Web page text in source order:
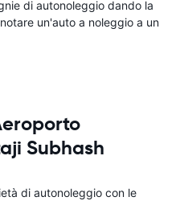
di autonoleggio dando la
un'auto a noleggio a un
Subhash
di autonoleggio con le